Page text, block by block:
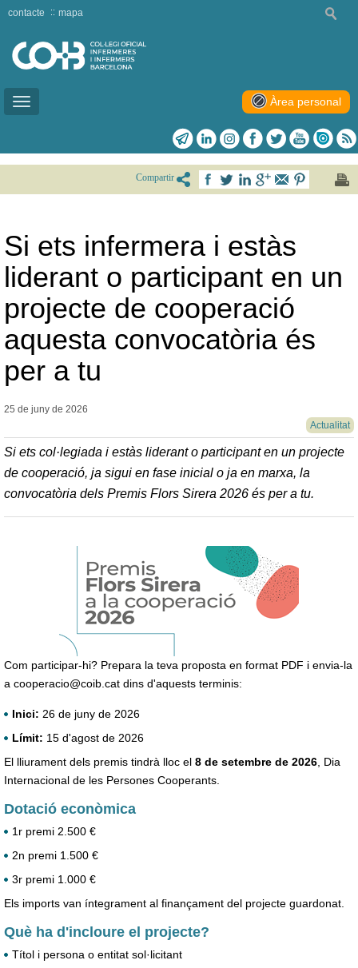
Toggle
contacte mapa
Àrea personal
Compartir
Si ets infermera i estàs
liderant o participant en un
projecte de cooperació
aquesta convocatòria és
per a tu
25 de juny de 2026
Actualitat
Si ets col·legiada i estàs liderant o participant en un projecte
de cooperació, ja sigui en fase inicial o ja en marxa, la
convocatòria dels Premis Flors Sirera 2026 és per a tu.
Com participar-hi? Prepara la teva proposta en format PDF i envia-la
a cooperacio@coib.cat dins d'aquests terminis:
Inici: 26 de juny de 2026
Límit: 15 d'agost de 2026
El lliurament dels premis tindrà lloc el 8 de setembre de 2026, Dia
Internacional de les Persones Cooperants.
Dotació econòmica
1r premi 2.500 €
2n premi 1.500 €
3r premi 1.000 €
Els imports van íntegrament al finançament del projecte guardonat.
Què ha d'incloure el projecte?
Títol i persona o entitat sol·licitant